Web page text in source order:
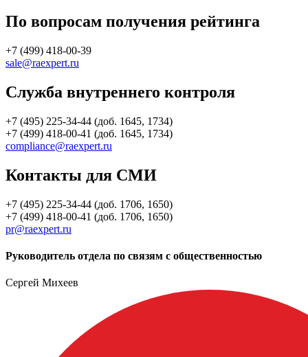
По вопросам получения рейтинга
+7 (499) 418-00-39
sale@raexpert.ru
Служба внутреннего контроля
+7 (495) 225-34-44 (доб. 1645, 1734)
+7 (499) 418-00-41 (доб. 1645, 1734)
compliance@raexpert.ru
Контакты для СМИ
+7 (495) 225-34-44 (доб. 1706, 1650)
+7 (499) 418-00-41 (доб. 1706, 1650)
pr@raexpert.ru
Руководитель отдела по связям с общественностью
Сергей Михеев